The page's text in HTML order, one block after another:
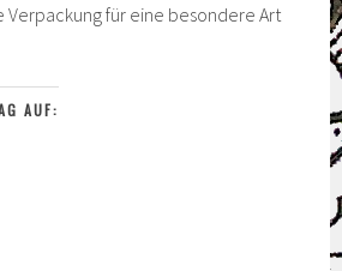
Verpackung für eine besondere Art
AUF: